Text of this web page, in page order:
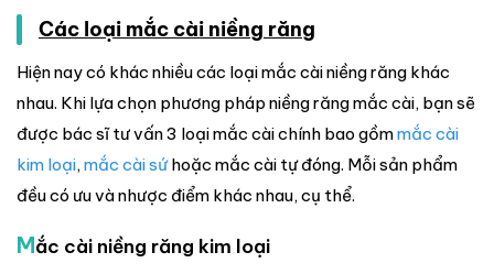
Các loại mắc cài niềng răng
Hiện nay có khác nhiều các loại mắc cài niềng răng khác
nhau. Khi lựa chọn phương pháp niềng răng mắc cài, bạn sẽ
được bác sĩ tư vấn 3 loại mắc cài chính bao gồmmắc cài
kim loại, mắc cài sứhoặc mắc cài tự đóng. Mỗi sản phẩm
đều có ưu và nhược điểm khác nhau, cụ thể.
Mắc cài niềng răng kim loại